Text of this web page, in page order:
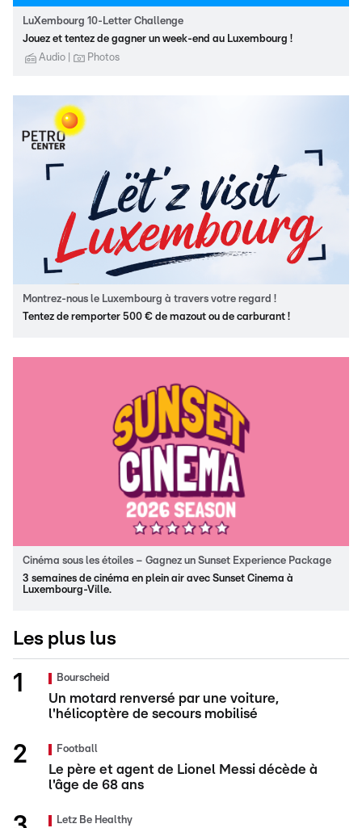
LuXembourg 10-Letter Challenge
Jouez et tentez de gagner un week-end au Luxembourg !
Audio
Photos
Montrez-nous le Luxembourg à travers votre regard !
Tentez de remporter 500 € de mazout ou de carburant !
Cinéma sous les étoiles – Gagnez un Sunset Experience Package
3 semaines de cinéma en plein air avec Sunset Cinema à
Luxembourg-Ville.
Les plus lus
Bourscheid
Un motard renversé par une voiture,
l'hélicoptère de secours mobilisé
Football
Le père et agent de Lionel Messi décède à
l'âge de 68 ans
Letz Be Healthy